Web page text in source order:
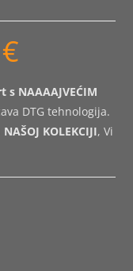
€
do
38.00 €
s NAAAAJVEĆIM
DTG tehnologija.
KOLEKCIJI, Vi